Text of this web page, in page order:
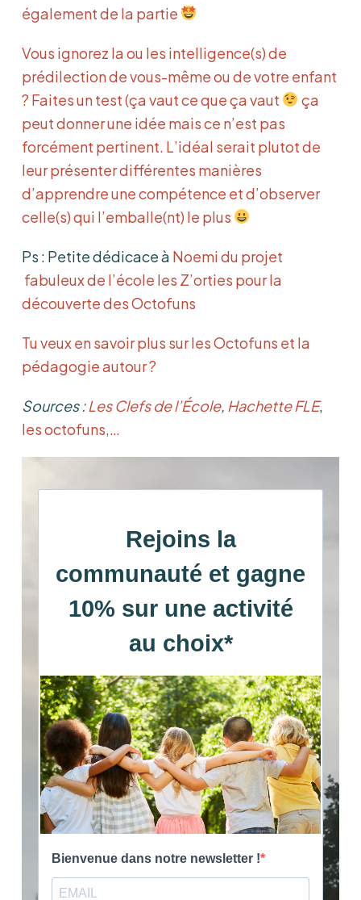
également de la partie
Vous ignorez la ou les intelligence(s) de
prédilection de vous-même ou de votre enfant
? Faites un test (ça vaut ce que ça vaut
ça
peut donner une idée mais ce n’est pas
forcément pertinent. L’idéal serait plutot de
leur présenter différentes manières
d’apprendre une compétence et d’observer
celle(s) qui l’emballe(nt) le plus
Ps : Petite dédicace à Noemi du projet
fabuleux de l’école les Z’orties pour la
découverte des Octofuns
Tu veux en savoir plus sur les Octofuns et la
pédagogie autour ?
Sources :Les Clefs de l’École, Hachette FLE,
les octofuns,…